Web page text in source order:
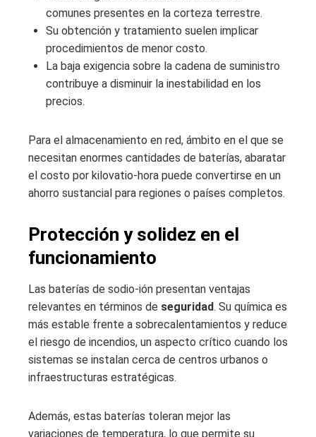
comunes presentes en la corteza terrestre.
Su obtención y tratamiento suelen implicar
procedimientos de menor costo.
La baja exigencia sobre la cadena de suministro
contribuye a disminuir la inestabilidad en los
precios.
Para el almacenamiento en red, ámbito en el que se
necesitan enormes cantidades de baterías, abaratar
el costo por kilovatio-hora puede convertirse en un
ahorro sustancial para regiones o países completos.
Protección y solidez en el
funcionamiento
Las baterías de sodio-ión presentan ventajas
relevantes en términos de seguridad. Su química es
más estable frente a sobrecalentamientos y reduce
el riesgo de incendios, un aspecto crítico cuando los
sistemas se instalan cerca de centros urbanos o
infraestructuras estratégicas.
Además, estas baterías toleran mejor las
variaciones de temperatura, lo que permite su